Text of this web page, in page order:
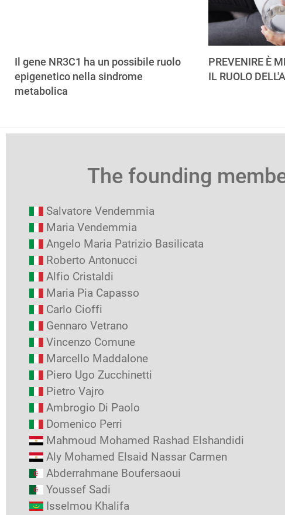
Il gene NR3C1 ha un possibile ruolo
epigenetico nella sindrome
metabolica
PREVENIRE È
IL RUOLO
The founding
Salvatore Vendemmia
Maria Vendemmia
Angelo Maria Patrizio Basilicata
Roberto Antonucci
Alfio Cristaldi
Maria Pia Capasso
Carlo Cioffi
Gennaro Vetrano
Vincenzo Comune
Marcello Maddalone
Piero Ugo Zucchinetti
Pietro Vajro
Ambrogio Di Paolo
Domenico Perri
Mahmoud Mohamed Rashad Elshandidi
Aly Mohamed Elsaid Nassar Carmen
Abderrahmane Boufersaoui
Youssef Sadi
Isselmou Khalifa